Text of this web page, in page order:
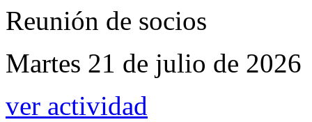
Reunión de socios
Martes 21 de julio de 2026
ver actividad